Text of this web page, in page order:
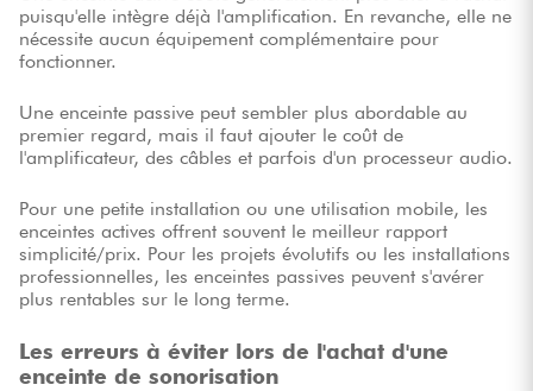
puisqu'elle intègre déjà l'amplification. En revanche, elle ne
nécessite aucun équipement complémentaire pour
fonctionner.
Une enceinte passive peut sembler plus abordable au
premier regard, mais il faut ajouter le coût de
l'amplificateur, des câbles et parfois d'un processeur audio.
Pour une petite installation ou une utilisation mobile, les
enceintes actives offrent souvent le meilleur rapport
simplicité/prix. Pour les projets évolutifs ou les installations
professionnelles, les enceintes passives peuvent s'avérer
plus rentables sur le long terme.
Les erreurs à éviter lors de l'achat d'une
enceinte de sonorisation